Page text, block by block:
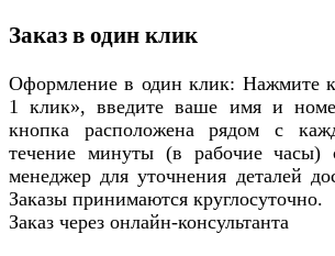
Заказ в один клик
Оформление в один клик: Нажмите
1 клик», введите ваше имя и
кнопка расположена рядом с
течение минуты (в рабочие часы)
менеджер для уточнения деталей
Заказы принимаются круглосуточно.
Заказ через онлайн-консультанта